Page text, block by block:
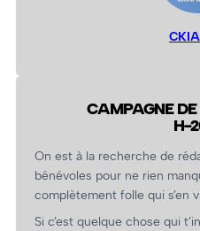
CAMPAGNE DE
H-
On est à la recherche de
bénévoles pour ne rien
complètement folle qui s’en
Si c’est quelque chose qui